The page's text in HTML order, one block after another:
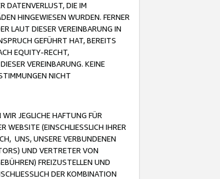
DATENVERLUST, DIE IM
HINGEWIESEN WURDEN. FERNER
LAUT DIESER VEREINBARUNG IN
GEFÜHRT HAT, BEREITS
EQUITY-RECHT,
VEREINBARUNG. KEINE
NICHT
JEGLICHE HAFTUNG FÜR
WEBSITE (EINSCHLIESSLICH IHRER
UNS, UNSERE VERBUNDENEN
UND VERTRETER VON
FREIZUSTELLEN UND
DER KOMBINATION